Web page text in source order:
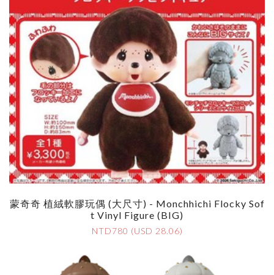
蒙奇奇 植絨軟膠玩偶 (大尺寸) - Monchhichi Flocky Sof
T Vinyl Figure (BIG)
NTD780 (USD 28.06)